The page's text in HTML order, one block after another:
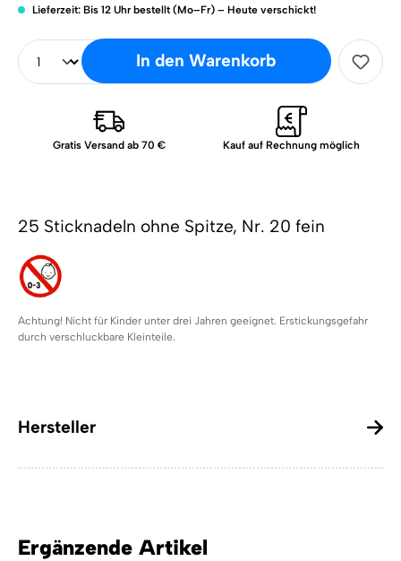
25 Sticknadeln ohne Spitze, Nr. 20 fein
Achtung! Nicht für Kinder unter drei Jahren geeignet. Erstickungsgefahr
durch verschluckbare Kleinteile.
Hersteller
Lieferzeit: Bis 12 Uhr bestellt (Mo–Fr) – Heute verschickt!
In den Warenkorb
Gratis Versand ab 70 € Kauf auf Rechnung möglich
Ergänzende Artikel